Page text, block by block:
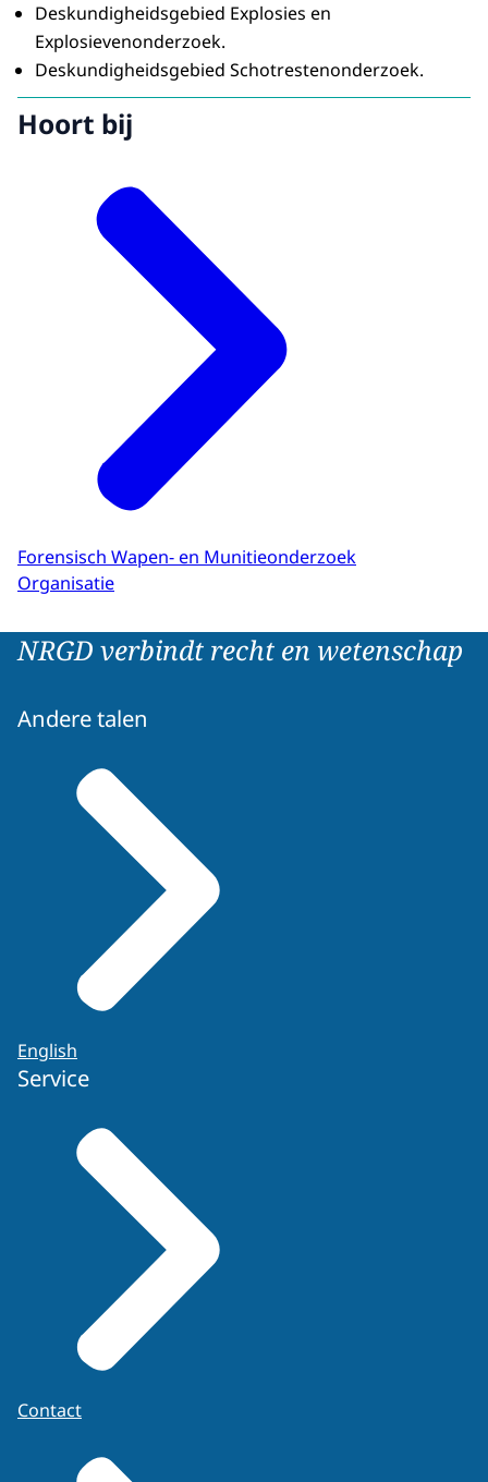
Deskundigheidsgebied Explosies en
Explosievenonderzoek.
Deskundigheidsgebied Schotrestenonderzoek.
Hoort bij
Forensisch Wapen- en Munitieonderzoek
Organisatie
NRGD verbindt recht en wetenschap
Andere talen
English
Service
Contact